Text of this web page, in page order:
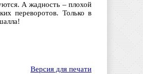
А жадность – плохой
переворотов. Только в
Версия для печати